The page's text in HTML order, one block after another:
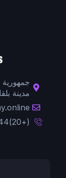
جمهورية
مدينة
(+20)1015023144